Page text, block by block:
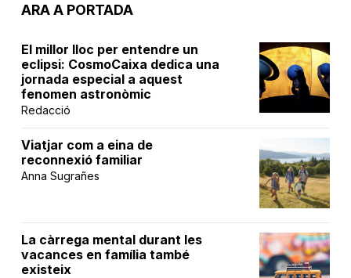
ARA A PORTADA
El millor lloc per entendre un
eclipsi: CosmoCaixa dedica una
jornada especial a aquest
fenomen astronòmic
Redacció
Viatjar com a eina de
reconnexió familiar
Anna Sugrañes
La càrrega mental durant les
vacances en família també
existeix